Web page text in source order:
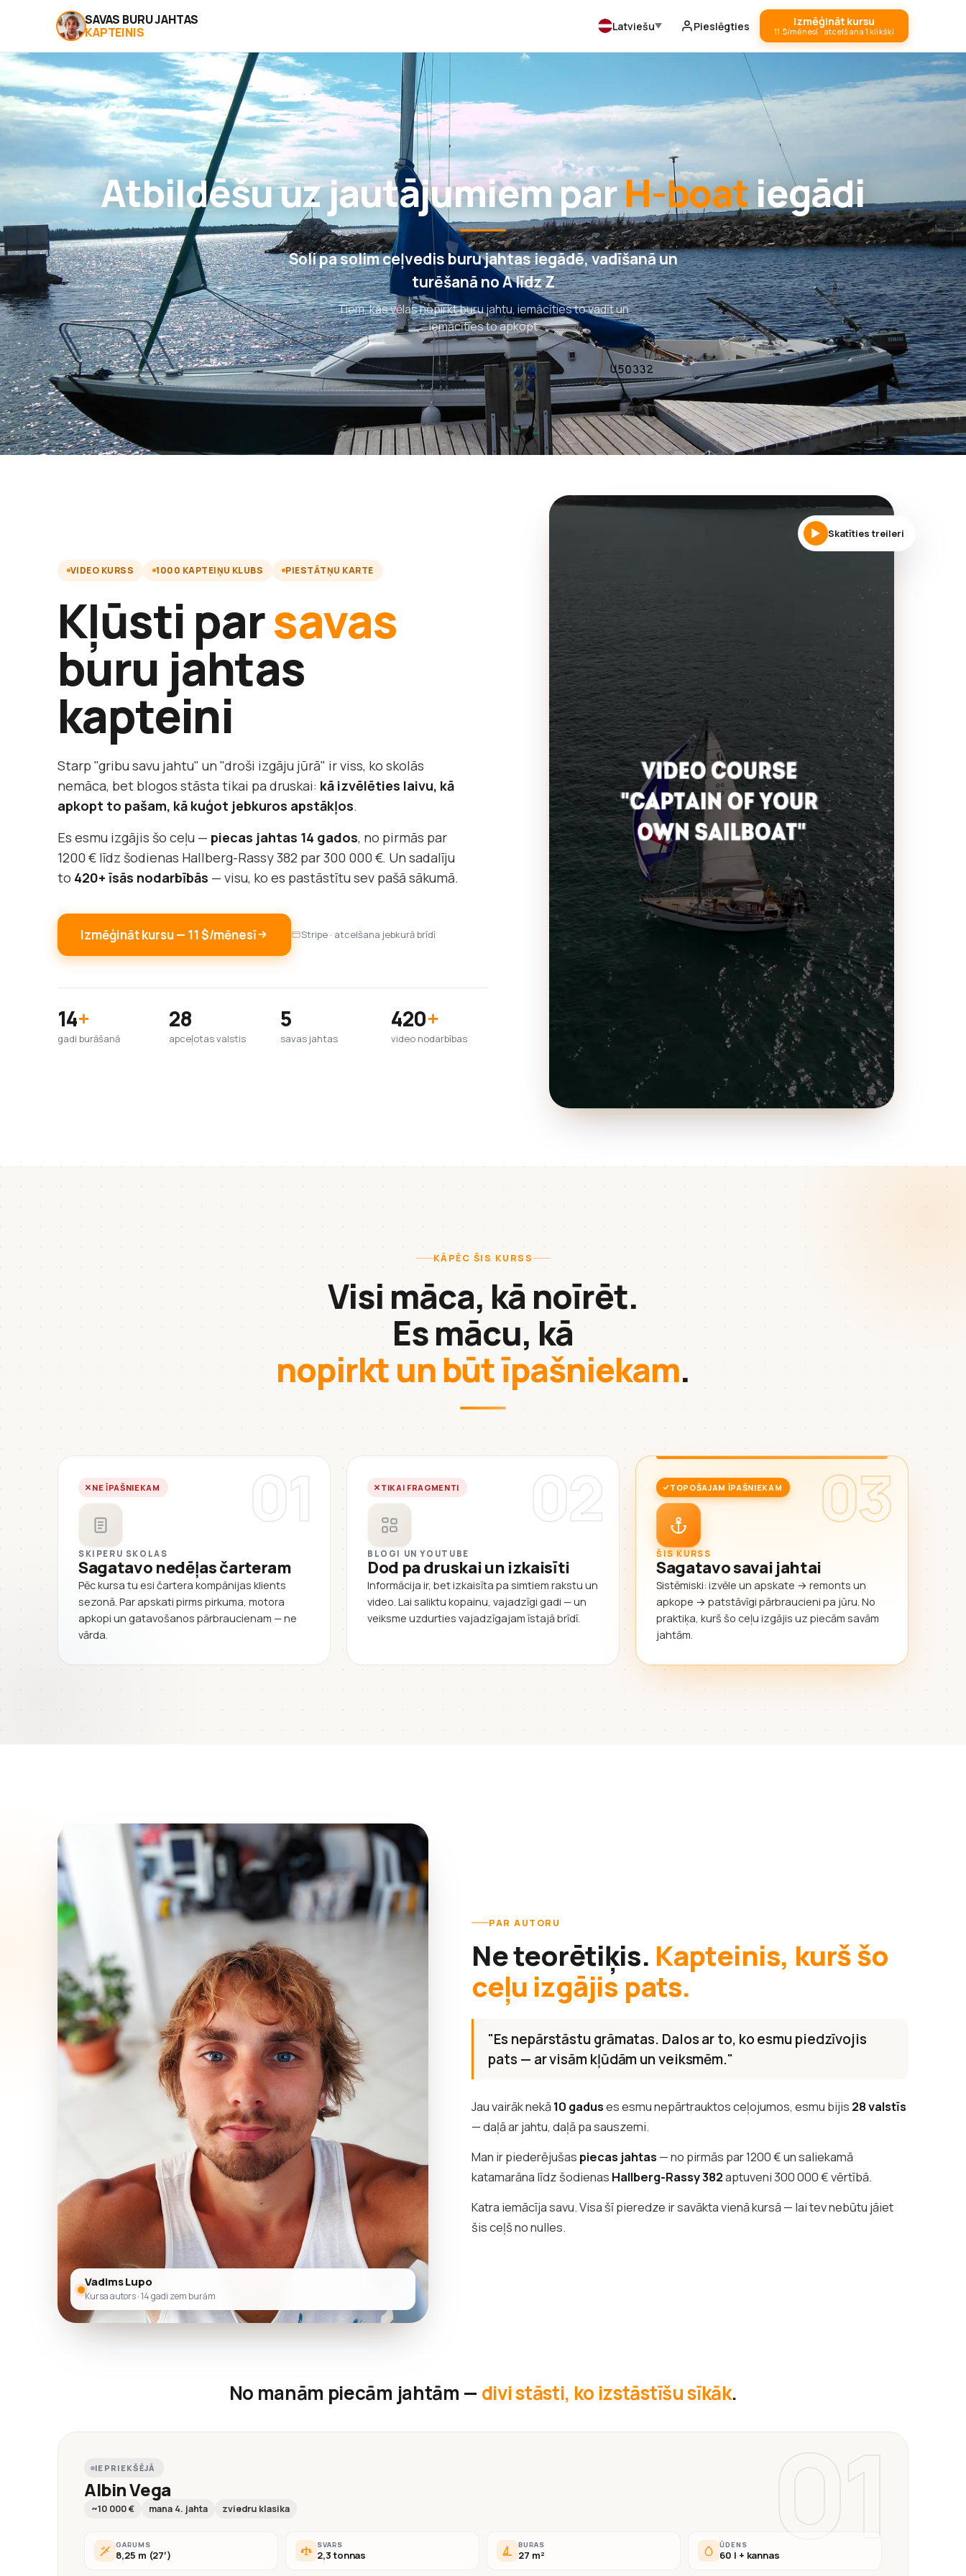
SAVAS BURU JAHTAS
KAPTEINIS
Latviešu Pieslēgties Izmēģināt kursu
11 $/mēnesī · atcelšana 1 klikšķī
Atbildēšu uz jautājumiem parH-boat iegādi
Soli pa solim ceļvedis buru jahtas iegādē, vadīšanā un
turēšanā no A līdz Z
Tiem, kas vēlas nopirkt buru jahtu, iemācīties to vadīt un
iemācīties to apkopt
VIDEO KURSS 1000 KAPTEIŅU KLUBS PIESTĀTŅU KARTE
Kļūsti parsavas
buru jahtas
kapteini
Starp "gribu savu jahtu" un "droši izgāju jūrā" ir viss, ko skolās
nemāca, bet blogos stāsta tikai pa druskai: kā izvēlēties laivu, kā
apkopt to pašam, kā kuģot jebkuros apstākļos.
Es esmu izgājis šo ceļu — piecas jahtas 14 gados, no pirmās par
1200 € līdz šodienas Hallberg-Rassy 382 par 300 000 €. Un sadalīju
to 420+ īsās nodarbībās — visu, ko es pastāstītu sev pašā sākumā.
Izmēģināt kursu — 11 $/mēnesī Stripe · atcelšana jebkurā brīdī
14+
gadi burāšanā
28
apceļotas valstis
5
savas jahtas
420+
video nodarbības
Skatīties treileri
KĀPĒC ŠIS KURSS
Visi māca, kā noīrēt.
Es mācu, kā
nopirkt un būt īpašniekam.
01
NE ĪPAŠNIEKAM
SKIPERU SKOLAS
Sagatavo nedēļas čarteram
Pēc kursa tu esi čartera kompānijas klients
sezonā. Par apskati pirms pirkuma, motora
apkopi un gatavošanos pārbraucienam — ne
vārda.
02
TIKAI FRAGMENTI
BLOGI UN YOUTUBE
Dod pa druskai un izkaisīti
Informācija ir, bet izkaisīta pa simtiem rakstu un
video. Lai saliktu kopainu, vajadzīgi gadi — un
veiksme uzdurties vajadzīgajam īstajā brīdī.
03
TOPOŠAJAM ĪPAŠNIEKAM
ŠIS KURSS
Sagatavo savai jahtai
Sistēmiski: izvēle un apskate → remonts un
apkope → patstāvīgi pārbraucieni pa jūru. No
praktiķa, kurš šo ceļu izgājis uz piecām savām
jahtām.
Vadims Lupo
Kursa autors · 14 gadi zem burām
PAR AUTORU
Ne teorētiķis. Kapteinis, kurš šo
ceļu izgājis pats.
"Es nepārstāstu grāmatas. Dalos ar to, ko esmu piedzīvojis
pats — ar visām kļūdām un veiksmēm."
Jau vairāk nekā10 gaduses esmu nepārtrauktos ceļojumos, esmu bijis 28 valstīs
— daļā ar jahtu, daļā pa sauszemi.
Man ir piederējušas piecas jahtas — no pirmās par 1200 € un saliekamā
katamarāna līdz šodienas Hallberg-Rassy 382aptuveni 300 000 € vērtībā.
Katra iemācīja savu. Visa šī pieredze ir savākta vienā kursā — lai tev nebūtu jāiet
šis ceļš no nulles.
No manām piecām jahtām — divi stāsti, ko izstāstīšu sīkāk.
01
IEPRIEKŠĒJĀ
Albin Vega
~10 000 € mana 4. jahta zviedru klasika
GARUMS
8,25 m (27′)
SVARS
2,3 tonnas
BURAS
27 m²
ŪDENS
60 l + kannas